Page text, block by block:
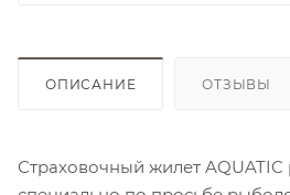
ОПИСАНИЕ ОТЗЫВЫ
Страховочный жилет AQUATIC